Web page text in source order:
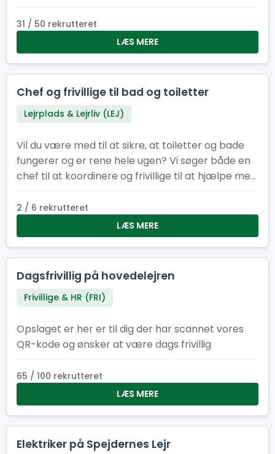
31 / 50 rekrutteret
LÆS MERE
Chef og frivillige til bad og toiletter
Lejrplads & Lejrliv (LEJ)
Vil du være med til at sikre, at toiletter og bade
fungerer og er rene hele ugen? Vi søger både en
chef til at koordinere og frivillige til at hjælpe med
2 / 6 rekrutteret
LÆS MERE
Dagsfrivillig på hovedelejren
Frivillige & HR (FRI)
Opslaget er her er til dig der har scannet vores
QR-kode og ønsker at være dags frivillig
65 / 100 rekrutteret
LÆS MERE
Elektriker på Spejdernes Lejr